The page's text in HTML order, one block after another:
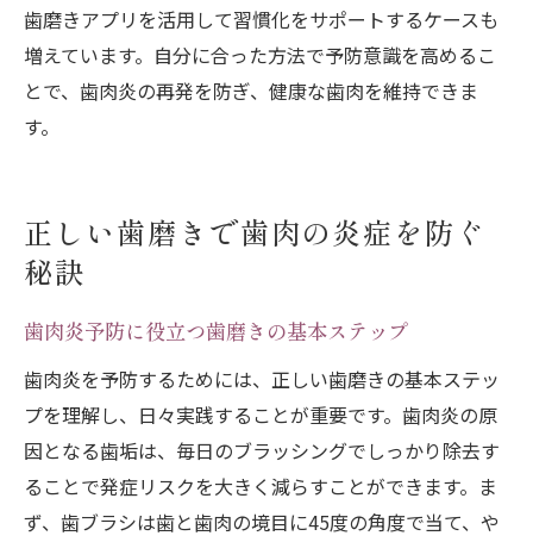
歯磨きアプリを活用して習慣化をサポートするケースも
増えています。自分に合った方法で予防意識を高めるこ
とで、歯肉炎の再発を防ぎ、健康な歯肉を維持できま
す。
正しい歯磨きで歯肉の炎症を防ぐ
秘訣
歯肉炎予防に役立つ歯磨きの基本ステップ
歯肉炎を予防するためには、正しい歯磨きの基本ステッ
プを理解し、日々実践することが重要です。歯肉炎の原
因となる歯垢は、毎日のブラッシングでしっかり除去す
ることで発症リスクを大きく減らすことができます。ま
ず、歯ブラシは歯と歯肉の境目に45度の角度で当て、や